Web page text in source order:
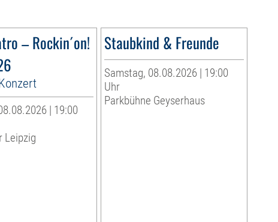
– Rockin´on!
| 19:00
Leipzig
Staubkind & Freunde
Samstag, 08.08.2026 | 19:00
Uhr
Parkbühne Geyserhaus